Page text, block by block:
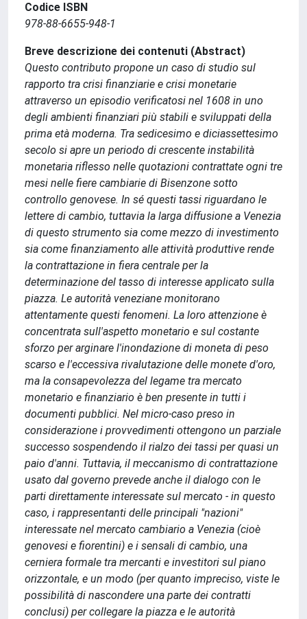
Codice ISBN
978-88-6655-948-1
Breve descrizione dei contenuti (Abstract)
Questo contributo propone un caso di studio sul
rapporto tra crisi finanziarie e crisi monetarie
attraverso un episodio verificatosi nel 1608 in uno
degli ambienti finanziari più stabili e sviluppati della
prima età moderna. Tra sedicesimo e diciassettesimo
secolo si apre un periodo di crescente instabilità
monetaria riflesso nelle quotazioni contrattate ogni tre
mesi nelle fiere cambiarie di Bisenzone sotto
controllo genovese. In sé questi tassi riguardano le
lettere di cambio, tuttavia la larga diffusione a Venezia
di questo strumento sia come mezzo di investimento
sia come finanziamento alle attività produttive rende
la contrattazione in fiera centrale per la
determinazione del tasso di interesse applicato sulla
piazza. Le autorità veneziane monitorano
attentamente questi fenomeni. La loro attenzione è
concentrata sull'aspetto monetario e sul costante
sforzo per arginare l'inondazione di moneta di peso
scarso e l'eccessiva rivalutazione delle monete d'oro,
ma la consapevolezza del legame tra mercato
monetario e finanziario è ben presente in tutti i
documenti pubblici. Nel micro-caso preso in
considerazione i provvedimenti ottengono un parziale
successo sospendendo il rialzo dei tassi per quasi un
paio d'anni. Tuttavia, il meccanismo di contrattazione
usato dal governo prevede anche il dialogo con le
parti direttamente interessate sul mercato - in questo
caso, i rappresentanti delle principali "nazioni"
interessate nel mercato cambiario a Venezia (cioè
genovesi e fiorentini) e i sensali di cambio, una
cerniera formale tra mercanti e investitori sul piano
orizzontale, e un modo (per quanto impreciso, viste le
possibilità di nascondere una parte dei contratti
conclusi) per collegare la piazza e le autorità